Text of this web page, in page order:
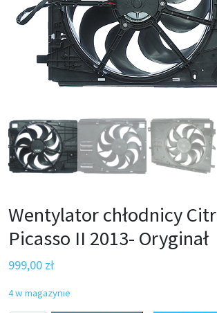
Wentylator chłodnicy
Picasso II 2013- Oryginał
999,00 zł
4 w magazynie